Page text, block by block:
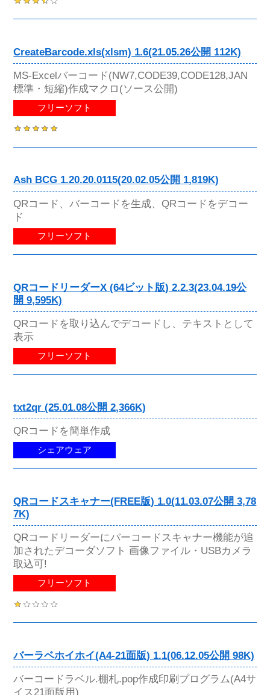
CreateBarcode.xls(xlsm) 1.6(21.05.26公開 112K)
MS-Excelバーコード(NW7,CODE39,CODE128,JAN
標準・短縮)作成マクロ(ソース公開)
フリーソフト
Ash BCG 1.20.20.0115(20.02.05公開 1,819K)
QRコード、バーコードを生成、QRコードをデコー
ド
フリーソフト
QRコードリーダーX (64ビット版) 2.2.3(23.04.19公
開 9,595K)
QRコードを取り込んでデコードし、テキストとして
表示
フリーソフト
txt2qr (25.01.08公開 2,366K)
QRコードを簡単作成
シェアウェア
QRコードスキャナー(FREE版) 1.0(11.03.07公開 3,78
7K)
QRコードリーダーにバーコードスキャナー機能が追
加されたデコーダソフト 画像ファイル・USBカメラ
取込可!
フリーソフト
バーラベホイホイ(A4-21面版) 1.1(06.12.05公開 98K)
バーコードラベル.棚札.pop作成印刷プログラム(A4サ
イス21面版用)